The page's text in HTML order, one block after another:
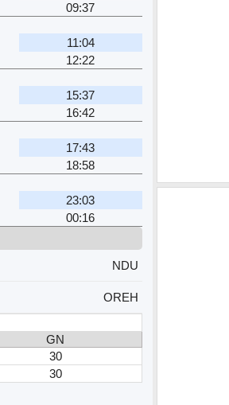
09:37
11:04
12:22
15:37
16:42
17:43
18:58
23:03
00:16
NDU
OREH
GN
30
30